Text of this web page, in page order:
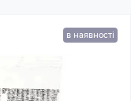
в наявності